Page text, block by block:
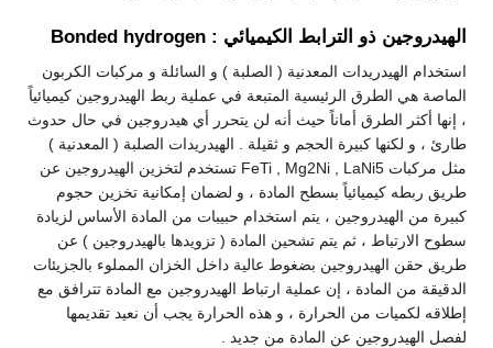
الهيدروجين ذو الترابط الكيميائي : Bonded hydrogen
استخدام الهيدريدات المعدنية ( الصلبة ) و السائلة و مركبات الكربون
الماصة هي الطرق الرئيسية المتبعة في عملية ربط الهيدروجين كيميائياً
، إنها أكثر الطرق أماناً حيث أنه لن يتحرر أي هيدروجين في حال حدوث
طارئ ، و لكنها كبيرة الحجم و ثقيلة . الهيدريدات الصلبة ( المعدنية )
مثل مركبات FeTi , Mg2Ni , LaNi5 تستخدم لتخزين الهيدروجين عن
طريق ربطه كيميائياً بسطح المادة ، و لضمان إمكانية تخزين حجوم
كبيرة من الهيدروجين ، يتم استخدام حبيبات من المادة الأساس لزيادة
سطوح الارتباط ، ثم يتم تشحين المادة ( تزويدها بالهيدروجين ) عن
طريق حقن الهيدروجين بضغوط عالية داخل الخزان المملوء بالجزيئات
الدقيقة من المادة ، إن عملية ارتباط الهيدروجين مع المادة تترافق مع
إطلاقه لكميات من الحرارة ، و هذه الحرارة يجب أن نعيد تقديمها
لفصل الهيدروجين عن المادة من جديد .